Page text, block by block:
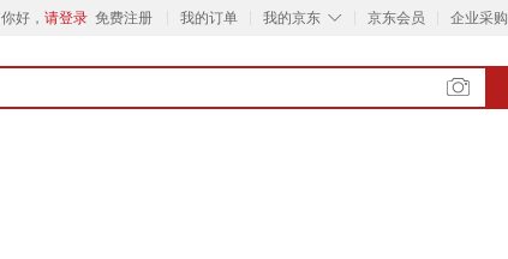
你好， 请登录 免费注册 我的订单 ◇
我的京东 京东会员 企业采购